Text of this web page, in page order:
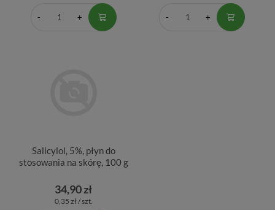
Salicylol, 5%, płyn do
stosowania na skórę, 100 g
34,90 zł
0,35 zł / szt.